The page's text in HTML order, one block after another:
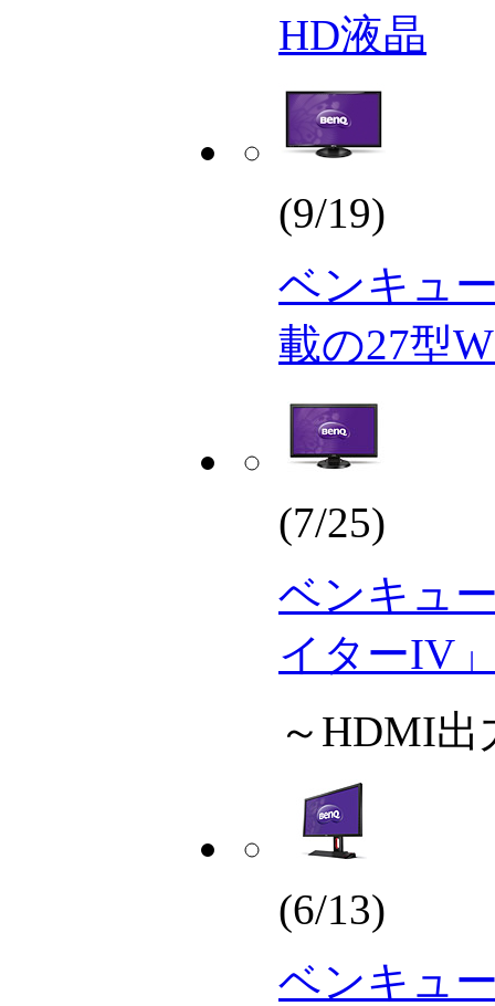
HD液晶
(9/19)
ベンキュ
載の27型
(7/25)
ベンキュ
イターIV
～HDMI
(6/13)
ベンキュ